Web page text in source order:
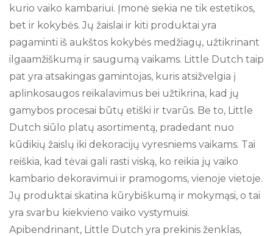
kurio vaiko kambariui. Įmonė siekia ne tik estetikos,
bet ir kokybės. Jų žaislai ir kiti produktai yra
pagaminti iš aukštos kokybės medžiagų, užtikrinant
ilgaamžiškumą ir saugumą vaikams. Little Dutch taip
pat yra atsakingas gamintojas, kuris atsižvelgia į
aplinkosaugos reikalavimus bei užtikrina, kad jų
gamybos procesai būtų etiški ir tvarūs. Be to, Little
Dutch siūlo platų asortimentą, pradedant nuo
kūdikių žaislų iki dekoracijų vyresniems vaikams. Tai
reiškia, kad tėvai gali rasti viską, ko reikia jų vaiko
kambario dekoravimui ir pramogoms, vienoje vietoje.
Jų produktai skatina kūrybiškumą ir mokymąsi, o tai
yra svarbu kiekvieno vaiko vystymuisi.
Apibendrinant, Little Dutch yra prekinis ženklas,